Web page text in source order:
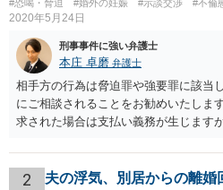
#恐喝・脅迫 #婚外の妊娠 #示談交渉 #不倫
2020年5月24日
刑事事件に強い弁護士
本庄 卓磨 弁護士
相手方の行為は脅迫罪や強要罪に該当
にご相談されることをお勧めいたしま
求された場合は支払い義務が生じます
2 夫の浮気、別居からの離婚